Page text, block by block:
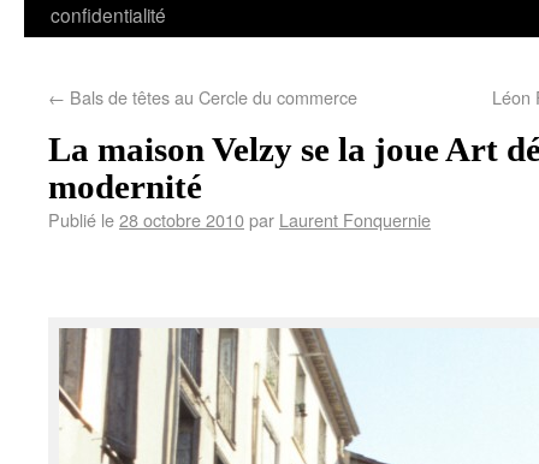
confidentialité
← Bals de têtes au Cercle du commerce Léon
La maison Velzy se la joue Art
modernité
Publié le28 octobre 2010par Laurent Fonquernie